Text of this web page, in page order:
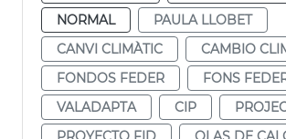
NORMAL
PAULA LLOBET
CANVI CLIMÀTIC
CAMBIO
FONDOS FEDER
FONS
VALADAPTA
CIP